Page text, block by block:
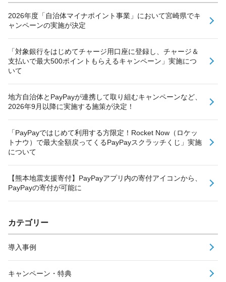
2026年度「自治体マイナポイント事業」において宮崎県でキ
ャンペーンの実施が決定
「対象銀行をはじめてチャージ用口座に登録し、チャージ＆
支払いで最大500ポイントもらえるキャンペーン」実施につ
いて
地方自治体とPayPayが連携して取り組むキャンペーンなど、
2026年9月以降に実施する施策が決定！
「PayPayではじめて利用する方限定！Rocket Now（ロケッ
トナウ）で最大全額戻ってくるPayPayスクラッチくじ」実施
について
【熊本地震支援寄付】PayPayアプリ内の寄付アイコンから、
PayPayの寄付が可能に
カテゴリー
導入事例
キャンペーン・特典